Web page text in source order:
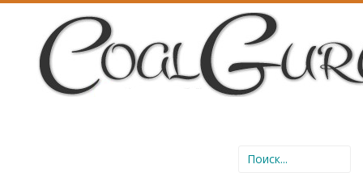
Search
for: